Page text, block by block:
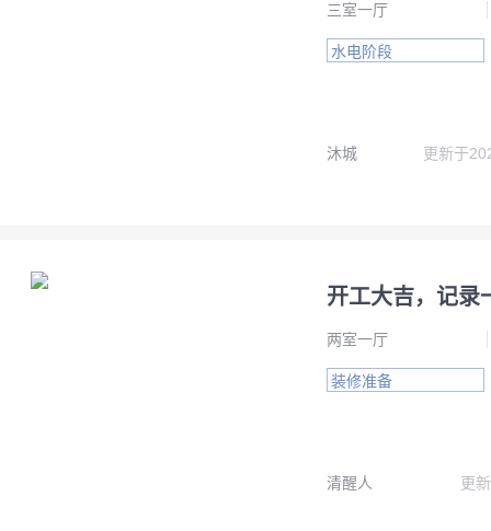
三室一厅
水电阶段
沐城 更新于
开工大吉，记录
两室一厅
装修准备
清醒人 更